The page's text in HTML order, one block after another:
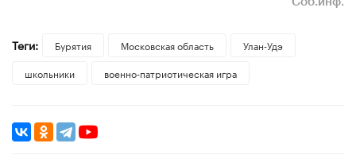
Теги: Бурятия Московская область
Улан-Удэ
школьники
военно-патриотическая игра